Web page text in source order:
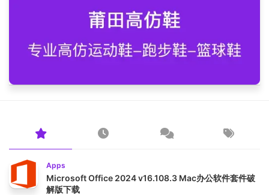
Apps
Microsoft Office 2024 v16.108.3 Mac办公软件套件破
解版下载